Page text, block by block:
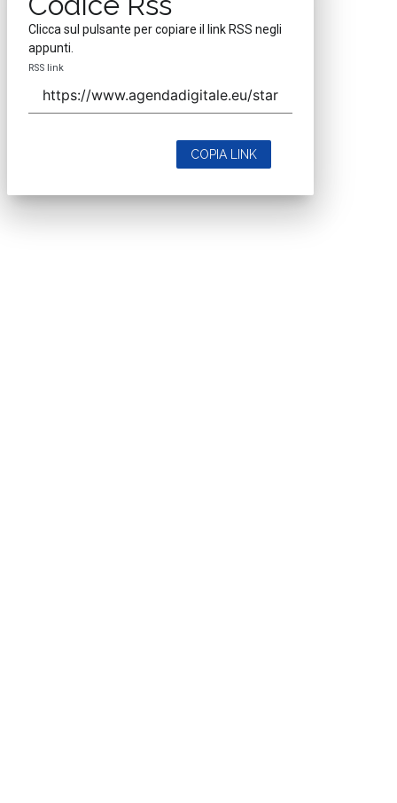
Clicca sul pulsante per copiare il link RSS negli
appunti.
RSS link
COPIA LINK